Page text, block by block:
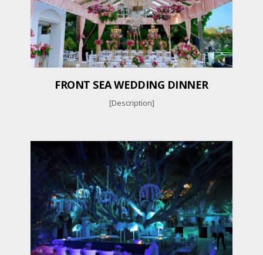
FRONT SEA WEDDING DINNER
[Description]